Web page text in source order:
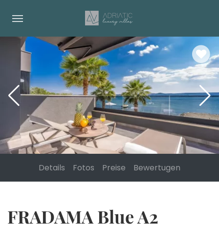
Details Fotos Preise Bewertugen
FRADAMA Blue A2